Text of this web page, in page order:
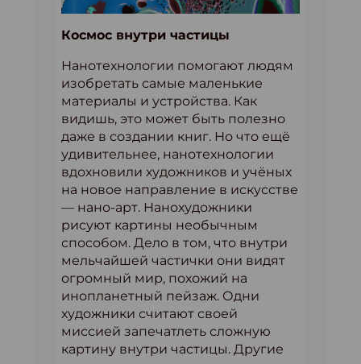
Космос внутри частицы
Нанотехнологии помогают людям
изобретать самые маленькие
материалы и устройства. Как
видишь, это может быть полезно
даже в создании книг. Но что ещё
удивительнее, нанотехнологии
вдохновили художников и учёных
на новое направление в искусстве
— нано-арт. Нанохудожники
рисуют картины необычным
способом. Дело в том, что внутри
мельчайшей частички они видят
огромный мир, похожий на
инопланетный пейзаж. Одни
художники считают своей
миссией запечатлеть сложную
картину внутри частицы. Другие